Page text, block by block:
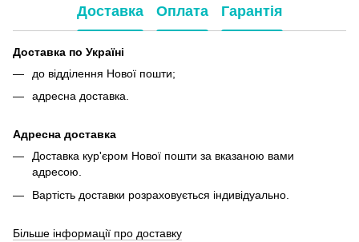
Доставка Оплата Гарантія
Доставка по Україні
до відділення Нової пошти;
адресна доставка.
Адресна доставка
Доставка кур'єром Нової пошти за вказаною вами
адресою.
Вартість доставки розраховується індивідуально.
Більше інформації про доставку